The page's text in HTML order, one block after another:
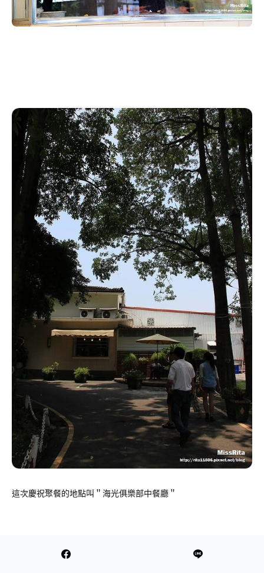
這次慶祝聚餐的地點叫＂海光俱樂部中餐廳＂
距離眷村海軍營區很近，早期為海軍專用的休息俱樂部